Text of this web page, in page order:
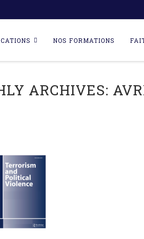
NOS FORMATIONS
ARCHIVES: